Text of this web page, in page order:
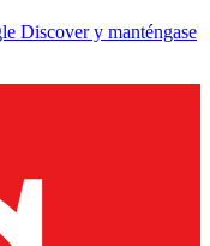
Discover y manténgase